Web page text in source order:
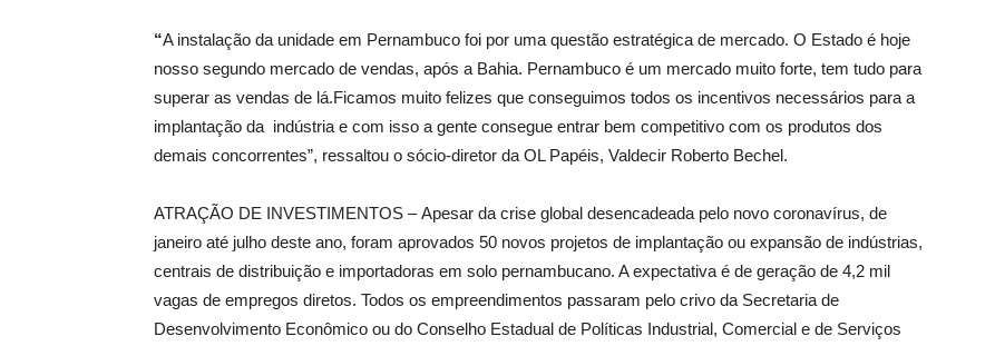
“A instalação da unidade em Pernambuco foi por uma questão estratégica de mercado. O Estado é hoje
nosso segundo mercado de vendas, após a Bahia. Pernambuco é um mercado muito forte, tem tudo para
superar as vendas de lá.Ficamos muito felizes que conseguimos todos os incentivos necessários para a
implantação da indústria e com isso a gente consegue entrar bem competitivo com os produtos dos
demais concorrentes”, ressaltou o sócio-diretor da OL Papéis, Valdecir Roberto Bechel.
ATRAÇÃO DE INVESTIMENTOS – Apesar da crise global desencadeada pelo novo coronavírus, de
janeiro até julho deste ano, foram aprovados 50 novos projetos de implantação ou expansão de indústrias,
centrais de distribuição e importadoras em solo pernambucano. A expectativa é de geração de 4,2 mil
vagas de empregos diretos. Todos os empreendimentos passaram pelo crivo da Secretaria de
Desenvolvimento Econômico ou do Conselho Estadual de Políticas Industrial, Comercial e de Serviços